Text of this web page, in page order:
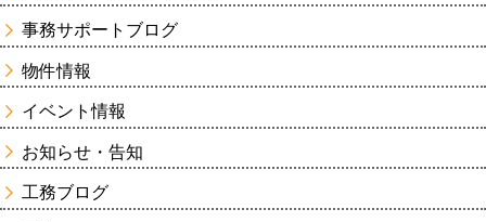
事務サポートブログ
物件情報
イベント情報
お知らせ・告知
工務ブログ